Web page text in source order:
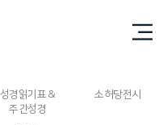
성경읽기표 &
주간성경
소허당전시